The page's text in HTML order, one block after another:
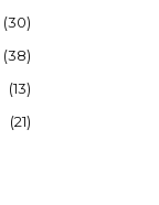
(30)
(38)
(13)
(21)